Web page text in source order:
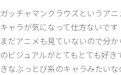
ガッチャマンクラウズというア
キャラが気になって仕方ないです
まだアニメも見ていないので分
のビジュアルがとてもとても好
きなぶっとび系のキャラみたい